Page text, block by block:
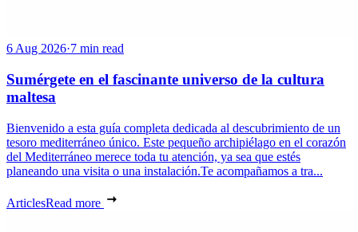
6 Aug 2026·7 min read
Sumérgete en el fascinante universo de la cultura
maltesa
Bienvenido a esta guía completa dedicada al descubrimiento de un
tesoro mediterráneo único. Este pequeño archipiélago en el corazón
del Mediterráneo merece toda tu atención, ya sea que estés
planeando una visita o una instalación.Te acompañamos a tra...
ArticlesRead more